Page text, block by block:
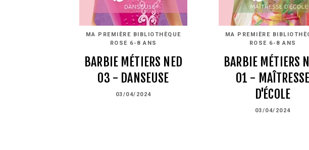
MA PREMIÈRE BIBLIOTHÈQUE
ROSE 6-8 ANS
BARBIE MÉTIERS NED
03 - DANSEUSE
03/04/2024
MA PREMIÈRE
ROSE 6-8 ANS
BARBIE MÉTIERS
01 - MAÎTRESSE
D'ÉCOLE
03/04/2024